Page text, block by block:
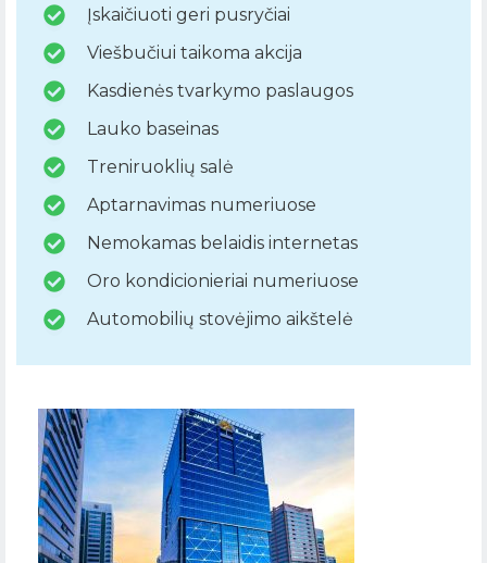
Įskaičiuoti geri pusryčiai
Viešbučiui taikoma akcija
Kasdienės tvarkymo paslaugos
Lauko baseinas
Treniruoklių salė
Aptarnavimas numeriuose
Nemokamas belaidis internetas
Oro kondicionieriai numeriuose
Automobilių stovėjimo aikštelė